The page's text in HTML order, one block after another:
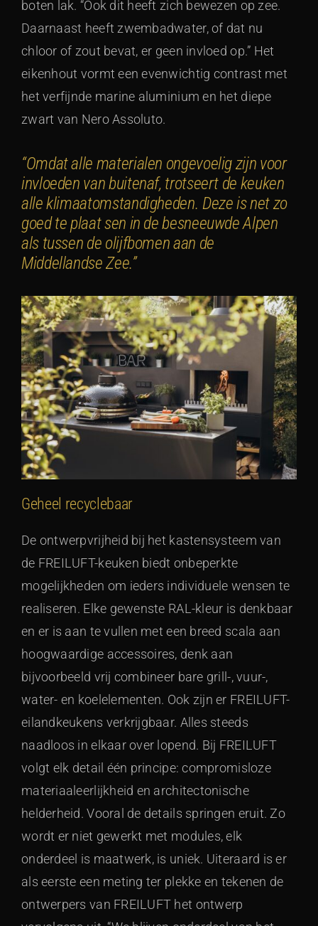
boten lak. “Ook dit heeft zich bewezen op zee.
Daarnaast heeft zwembadwater, of dat nu
chloor of zout bevat, er geen invloed op.” Het
eikenhout vormt een evenwichtig contrast met
het verfijnde marine aluminium en het diepe
zwart van Nero Assoluto.
“Omdat alle materialen ongevoelig zijn voor
invloeden van buitenaf, trotseert de keuken
alle klimaatomstandigheden. Deze is net zo
goed te plaat sen in de besneeuwde Alpen
als tussen de olijfbomen aan de
Middellandse Zee.”
Geheel recyclebaar
De ontwerpvrijheid bij het kastensysteem van
de FREILUFT-keuken biedt onbeperkte
mogelijkheden om ieders individuele wensen te
realiseren. Elke gewenste RAL-kleur is denkbaar
en er is aan te vullen met een breed scala aan
hoogwaardige accessoires, denk aan
bijvoorbeeld vrij combineer bare grill-, vuur-,
water- en koelelementen. Ook zijn er FREILUFT-
eilandkeukens verkrijgbaar. Alles steeds
naadloos in elkaar over lopend. Bij FREILUFT
volgt elk detail één principe: compromisloze
materiaaleerlijkheid en architectonische
helderheid. Vooral de details springen eruit. Zo
wordt er niet gewerkt met modules, elk
onderdeel is maatwerk, is uniek. Uiteraard is er
als eerste een meting ter plekke en tekenen de
ontwerpers van FREILUFT het ontwerp